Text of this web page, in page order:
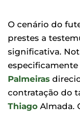
O cenário do
prestes a
significativa.
Palmeiras
contratação do
Thiago Almada.